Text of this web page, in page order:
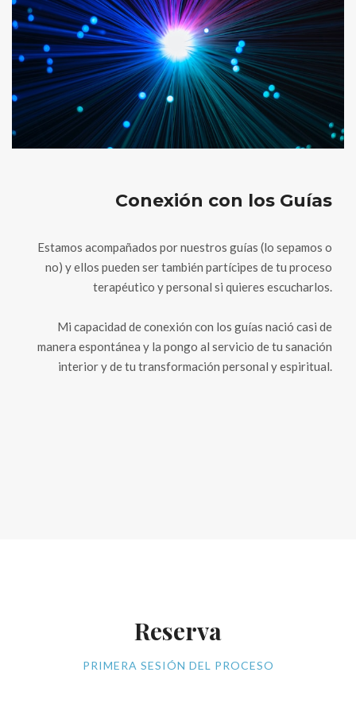
Conexión con los Guías
Estamos acompañados por nuestros guías (lo sepamos o
no) y ellos pueden ser también partícipes de tu proceso
terapéutico y personal si quieres escucharlos.
Mi capacidad de conexión con los guías nació casi de
manera espontánea y la pongo al servicio de tu sanación
interior y de tu transformación personal y espiritual.
Reserva
PRIMERA SESIÓN DEL PROCESO